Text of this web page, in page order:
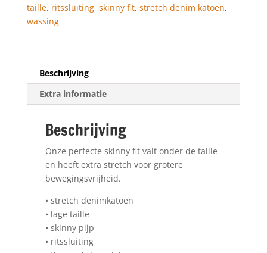
taille, ritssluiting, skinny fit, stretch denim katoen,
wassing
Beschrijving
Extra informatie
Beschrijving
Onze perfecte skinny fit valt onder de taille
en heeft extra stretch voor grotere
bewegingsvrijheid.
• stretch denimkatoen
• lage taille
• skinny pijp
• ritssluiting